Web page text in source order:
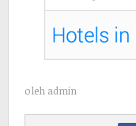
oleh admin